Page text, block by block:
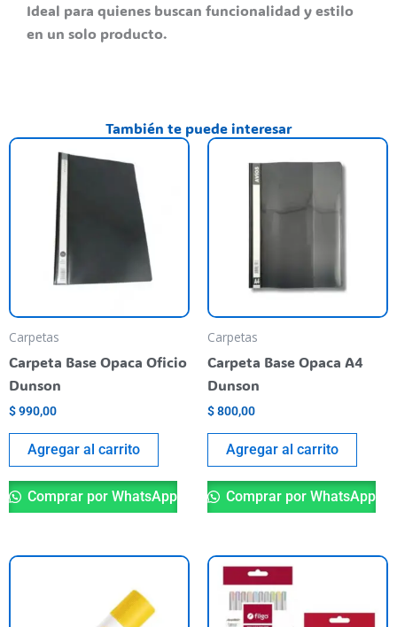
Ideal para quienes buscan funcionalidad y estilo
en un solo producto.
También te puede interesar
Carpetas
Carpeta Base Opaca Oficio
Dunson
$990,00
Agregar al carrito
Comprar por WhatsApp
Carpetas
Carpeta Base Opaca A4
Dunson
$800,00
Agregar al carrito
Comprar por WhatsApp